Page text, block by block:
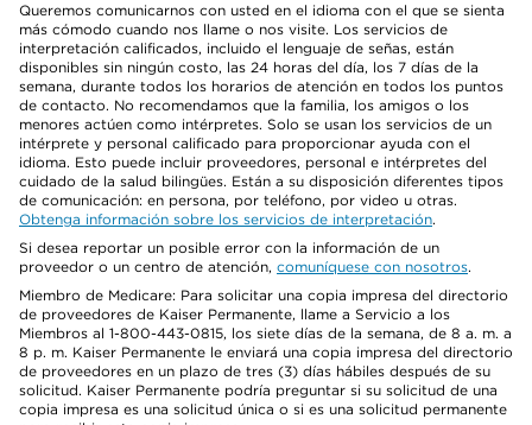
Queremos comunicarnos con usted en el idioma con el que se sienta
más cómodo cuando nos llame o nos visite. Los servicios de
interpretación calificados, incluido el lenguaje de señas, están
disponibles sin ningún costo, las 24 horas del día, los 7 días de la
semana, durante todos los horarios de atención en todos los puntos
de contacto. No recomendamos que la familia, los amigos o los
menores actúen como intérpretes. Solo se usan los servicios de un
intérprete y personal calificado para proporcionar ayuda con el
idioma. Esto puede incluir proveedores, personal e intérpretes del
cuidado de la salud bilingües. Están a su disposición diferentes tipos
de comunicación: en persona, por teléfono, por video u otras.
Obtenga información sobre los servicios de interpretación.
Si desea reportar un posible error con la información de un
proveedor o un centro de atención, comuníquese con nosotros.
Miembro de Medicare: Para solicitar una copia impresa del directorio
de proveedores de Kaiser Permanente, llame a Servicio a los
Miembros al 1-800-443-0815, los siete días de la semana, de 8 a. m. a
8 p. m. Kaiser Permanente le enviará una copia impresa del directorio
de proveedores en un plazo de tres (3) días hábiles después de su
solicitud. Kaiser Permanente podría preguntar si su solicitud de una
copia impresa es una solicitud única o si es una solicitud permanente